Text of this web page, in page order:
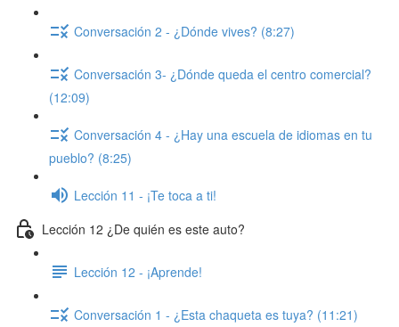
Conversación 2 - ¿Dónde vives? (8:27)
Conversación 3- ¿Dónde queda el centro comercial?
(12:09)
Conversación 4 - ¿Hay una escuela de idiomas en tu
pueblo? (8:25)
Lección 11 - ¡Te toca a ti!
Lección 12 ¿De quién es este auto?
Lección 12 - ¡Aprende!
Conversación 1 - ¿Esta chaqueta es tuya? (11:21)